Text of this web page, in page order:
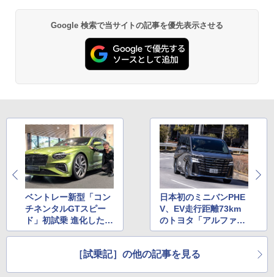
Google 検索で当サイトの記事を優先表示させる
ベントレー新型「コン
チネンタルGTスピー
ド」初試乗 進化したV
8 4.0リッター＋モータ
パワーを味わう
日本初のミニバンPHE
V、EV走行距離73km
のトヨタ「アルファー
ドPHEV」「ヴェルフ
でテストドライブ
［試乗記］の他の記事を見る